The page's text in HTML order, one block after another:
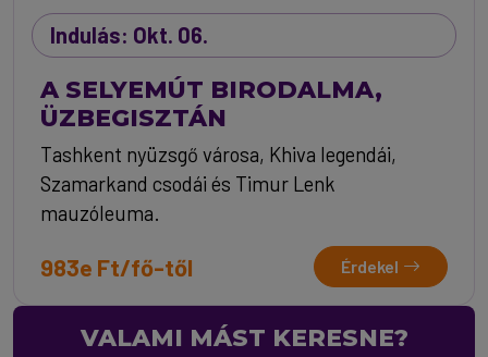
Indulás: Okt. 06.
A SELYEMÚT BIRODALMA,
ÜZBEGISZTÁN
Tashkent nyüzsgő városa, Khiva legendái,
Szamarkand csodái és Timur Lenk
mauzóleuma.
983e Ft/fő-től Érdekel
VALAMI MÁST KERESNE?